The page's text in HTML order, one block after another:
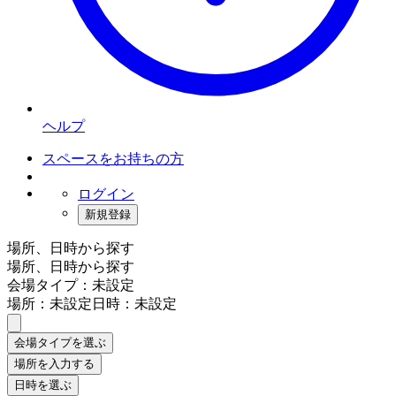
ヘルプ
スペースをお持ちの方
ログイン
新規登録
場所、日時から探す
場所、日時から探す
会場タイプ：未設定
場所：未設定日時：未設定
会場タイプを選ぶ
場所を入力する
日時を選ぶ